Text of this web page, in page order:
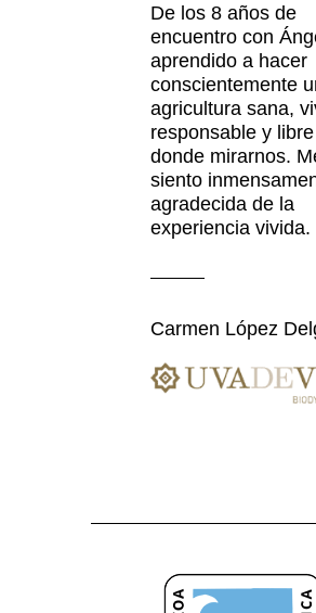
De los 8 años de
encuentro con
aprendido a hacer
conscientemente
agricultura sana,
responsable y libre
donde mirarnos.
siento
agradecida de la
experiencia vivida.
Carmen López